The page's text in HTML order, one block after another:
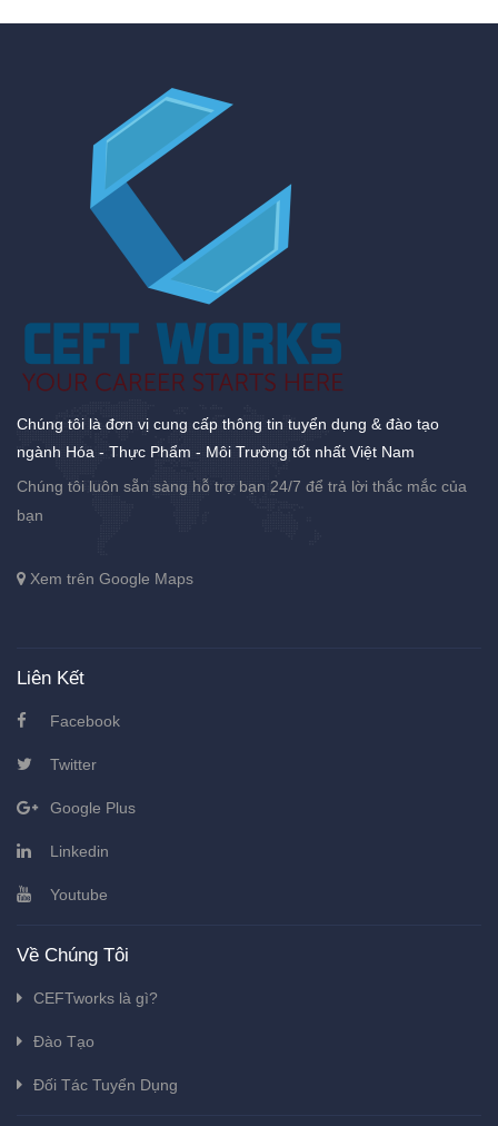
Chúng tôi là đơn vị cung cấp thông tin tuyển dụng & đào tạo
ngành Hóa - Thực Phẩm - Môi Trường tốt nhất Việt Nam
Chúng tôi luôn sẵn sàng hỗ trợ bạn 24/7 để trả lời thắc mắc của
bạn
Xem trên Google Maps
Liên Kết
Facebook
Twitter
Google Plus
Linkedin
Youtube
Về Chúng Tôi
CEFTworks là gì?
Đào Tạo
Đối Tác Tuyển Dụng